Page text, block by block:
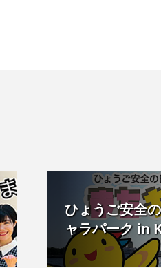
ひょうご安全
ャラパーク in